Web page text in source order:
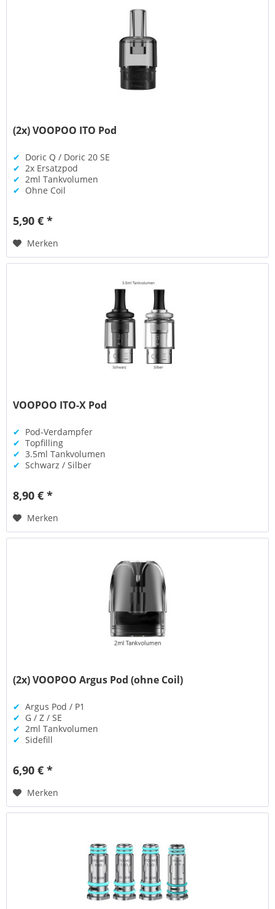
(2x) VOOPOO ITO Pod
✔ Doric Q / Doric 20 SE
✔ 2x Ersatzpod
✔ 2ml Tankvolumen
✔ Ohne Coil
5,90 € *
Merken
VOOPOO ITO-X Pod
✔ Pod-Verdampfer
✔ Topfilling
✔ 3.5ml Tankvolumen
✔ Schwarz / Silber
8,90 € *
Merken
(2x) VOOPOO Argus Pod (ohne Coil)
✔ Argus Pod / P1
✔ G / Z / SE
✔ 2ml Tankvolumen
✔ Sidefill
6,90 € *
Merken